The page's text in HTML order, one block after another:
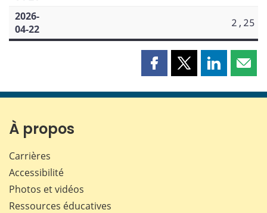
2026-
04-22
2,25
Partager
page
Partager
page
Partager
page page
À propos
Carrières
Accessibilité
Photos et vidéos
Ressources éducatives